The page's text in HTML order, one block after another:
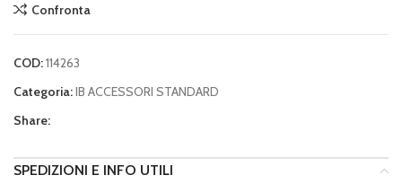
Confronta
COD:114263
Categoria:IB ACCESSORI STANDARD
Share:
SPEDIZIONI E INFO UTILI